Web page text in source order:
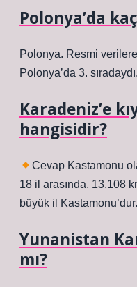
Polonya’da
Polonya. Resmi
Polonya’da 3. sıradaydı.
Karadeniz’e
hangisidir?
Cevap Kastamonu
18 il arasında, 13.108
büyük il Kastamonu’dur.
Yunanistan
mı?